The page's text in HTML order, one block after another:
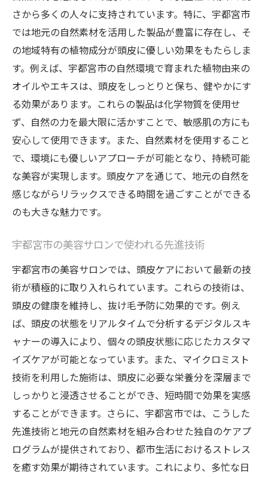
さから多くの人々に支持されています。特に、宇都宮市
では地元の自然素材を活用した製品が豊富に存在し、そ
の地域特有の植物成分が頭皮に優しい効果をもたらしま
す。例えば、宇都宮市の自然環境で育まれた植物由来の
オイルやエキスは、頭皮をしっとりと保ち、健やかにす
る効果があります。これらの製品は化学物質を使用せ
ず、自然の力を最大限に活かすことで、敏感肌の方にも
安心して使用できます。また、自然素材を使用すること
で、環境にも優しいアプローチが可能となり、持続可能
な美容が実現します。頭皮ケアを通じて、地元の自然を
感じながらリラックスできる時間を過ごすことができる
のも大きな魅力です。
宇都宮市の美容サロンで使われる先進技術
宇都宮市の美容サロンでは、頭皮ケアにおいて最新の技
術が積極的に取り入れられています。これらの技術は、
頭皮の健康を維持し、抜け毛予防に効果的です。例え
ば、頭皮の状態をリアルタイムで分析するデジタルスキ
ャナーの導入により、個々の頭皮状態に応じたカスタマ
イズケアが可能となっています。また、マイクロミスト
技術を利用した施術は、頭皮に必要な栄養分を深層まで
しっかりと浸透させることができ、短時間で効果を実感
することができます。さらに、宇都宮市では、こうした
先進技術と地元の自然素材を組み合わせた独自のケアプ
ログラムが提供されており、都市生活におけるストレス
を癒す効果が期待されています。これにより、多忙な日